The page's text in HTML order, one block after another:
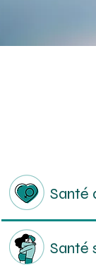
Santé
Santé